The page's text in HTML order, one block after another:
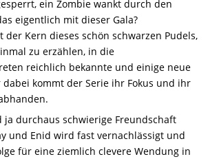
ein Zombie wankt durch den
eigentlich mit dieser Gala?
der Kern dieses schön schwarzen Pudels,
zu erzählen, in die
reichlich bekannte und einige neue
kommt der Serie ihr Fokus und ihr
ja durchaus schwierige Freundschaft
und Enid wird fast vernachlässigt und
für eine ziemlich clevere Wendung in